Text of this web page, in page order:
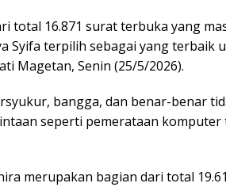
total 16.871 surat terbuka yang
Syifa terpilih sebagai yang terbaik
Magetan, Senin (25/5/2026).
bangga, dan benar-benar
seperti pemerataan
merupakan bagian dari total